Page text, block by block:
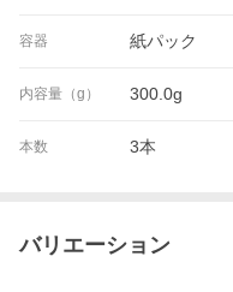
容器 紙パック
内容量（g） 300.0g
本数 3本
バリエーション